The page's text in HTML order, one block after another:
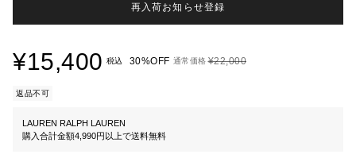
再入荷お知らせ登録
¥15,400 税込 30%OFF 通常価格 ¥22,000
返品不可
LAUREN RALPH LAUREN
購入合計金額4,990円以上で送料無料